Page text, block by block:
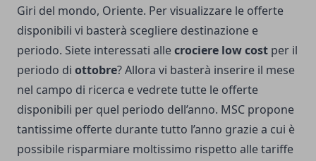
Giri del mondo, Oriente. Per visualizzare le offerte
disponibili vi basterà scegliere destinazione e
periodo. Siete interessati allecrociere low cost per il
periodo di ottobre? Allora vi basterà inserire il mese
nel campo di ricerca e vedrete tutte le offerte
disponibili per quel periodo dell’anno. MSC propone
tantissime offerte durante tutto l’anno grazie a cui è
possibile risparmiare moltissimo rispetto alle tariffe